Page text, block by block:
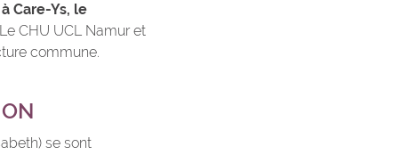
Care-Ys, le
CHU UCL Namur et
commune.
se sont